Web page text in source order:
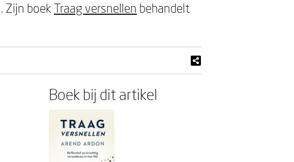
Zijn boek Traag versnellen behandelt
Boek bij dit artikel